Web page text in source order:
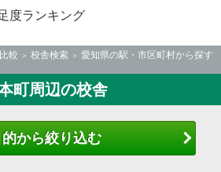
度ランキング
較 校舎検索
愛知県の駅・市区町村から探す
町周辺の校舎
的から絞り込む